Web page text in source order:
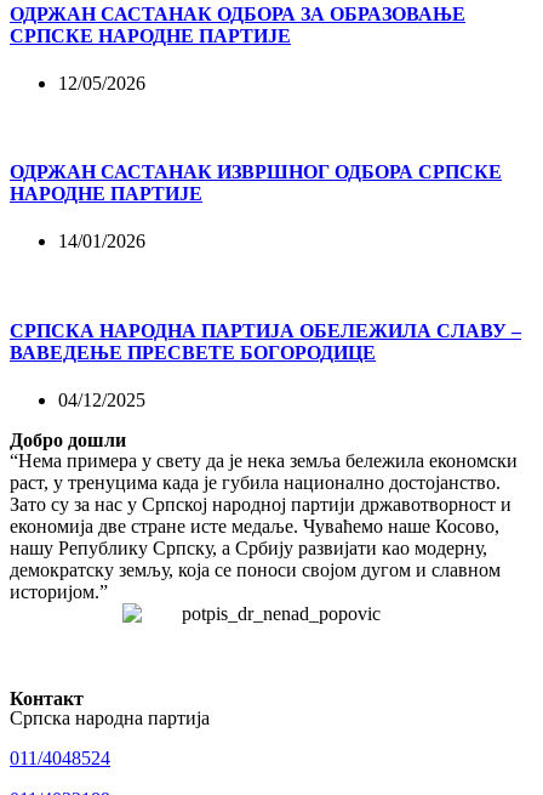
ОДРЖАН САСТАНАК ОДБОРА ЗА ОБРАЗОВАЊЕ
СРПСКЕ НАРОДНЕ ПАРТИЈЕ
12/05/2026
ОДРЖАН САСТАНАК ИЗВРШНОГ ОДБОРА СРПСКЕ
НАРОДНЕ ПАРТИЈЕ
14/01/2026
СРПСКА НАРОДНА ПАРТИЈА ОБЕЛЕЖИЛА СЛАВУ –
ВАВЕДЕЊЕ ПРЕСВЕТЕ БОГОРОДИЦЕ
04/12/2025
Добро дошли
“Нема примера у свету да је нека земља бележила економски
раст, у тренуцима када је губила национално достојанство.
Зато су за нас у Српској народној партији државотворност и
економија две стране исте медаље. Чуваћемо наше Косово,
нашу Републику Српску, а Србију развијати као модерну,
демократску земљу, која се поноси својом дугом и славном
историјом.”
Контакт
Српска народна партија
011/4048524